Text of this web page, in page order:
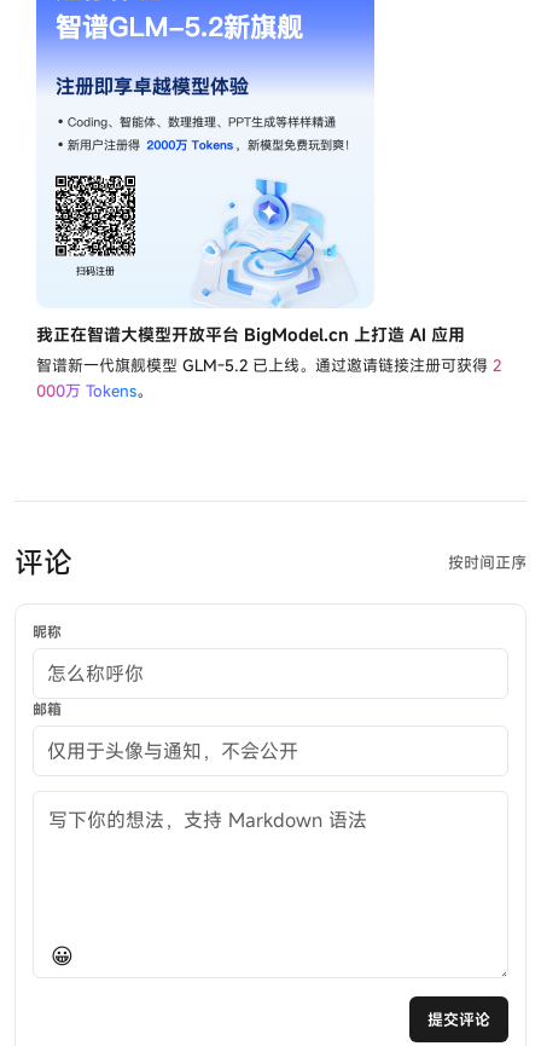
我正在智谱大模型开放平台 BigModel.cn 上打造 AI 应用
智谱新一代旗舰模型 GLM-5.2 已上线。通过邀请链接注册可获得 2
000万 Tokens。
评论 按时间正序
昵称
邮箱
评论内容
😀
提交评论